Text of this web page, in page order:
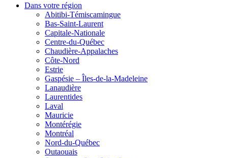
Dans votre région
Abitibi-Témiscamingue
Bas-Saint-Laurent
Capitale-Nationale
Centre-du-Québec
Chaudière-Appalaches
Côte-Nord
Estrie
Gaspésie – Îles-de-la-Madeleine
Lanaudière
Laurentides
Laval
Mauricie
Montérégie
Montréal
Nord-du-Québec
Outaouais